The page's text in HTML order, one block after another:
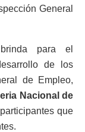
General
para el
de los
de Empleo,
Nacional de
que